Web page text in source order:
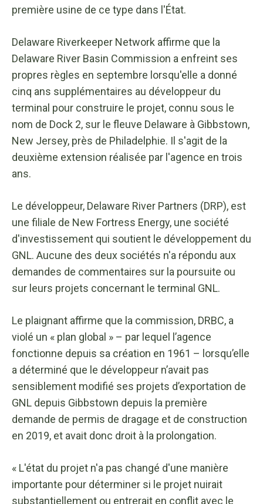
première usine de ce type dans l'État.
Delaware Riverkeeper Network affirme que la
Delaware River Basin Commission a enfreint ses
propres règles en septembre lorsqu'elle a donné
cinq ans supplémentaires au développeur du
terminal pour construire le projet, connu sous le
nom de Dock 2, sur le fleuve Delaware à Gibbstown,
New Jersey, près de Philadelphie. Il s'agit de la
deuxième extension réalisée par l'agence en trois
ans.
Le développeur, Delaware River Partners (DRP), est
une filiale de New Fortress Energy, une société
d'investissement qui soutient le développement du
GNL. Aucune des deux sociétés n'a répondu aux
demandes de commentaires sur la poursuite ou
sur leurs projets concernant le terminal GNL.
Le plaignant affirme que la commission, DRBC, a
violé un « plan global » – par lequel l’agence
fonctionne depuis sa création en 1961 – lorsqu’elle
a déterminé que le développeur n’avait pas
sensiblement modifié ses projets d’exportation de
GNL depuis Gibbstown depuis la première
demande de permis de dragage et de construction
en 2019, et avait donc droit à la prolongation.
« L'état du projet n'a pas changé d'une manière
importante pour déterminer si le projet nuirait
substantiellement ou entrerait en conflit avec le